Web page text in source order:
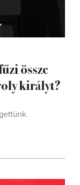
össze
királyt?